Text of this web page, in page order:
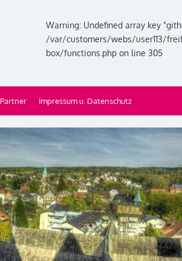
Warning: Undefined array key
/var/customers/webs/user113/
box/functions.php on line 305
Partner Impressum u. Datenschutz